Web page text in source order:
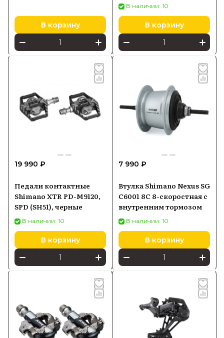
В корзину
В наличии: 10
В корзину
19 990 ₽
Педали контактные
Shimano XTR PD-M9120,
SPD (SH51), черные
В наличии: 10
В корзину
7 990 ₽
Втулка Shimano Nexus SG
C6001 8C 8-скоростная с
внутренним тормозом
В наличии: 10
В корзину